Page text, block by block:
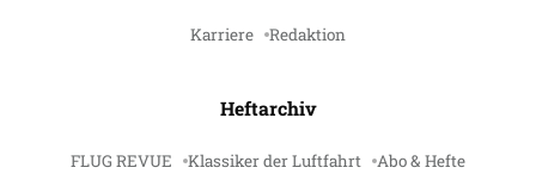
Karriere Redaktion
Heftarchiv
FLUG REVUE Klassiker der Luftfahrt Abo & Hefte